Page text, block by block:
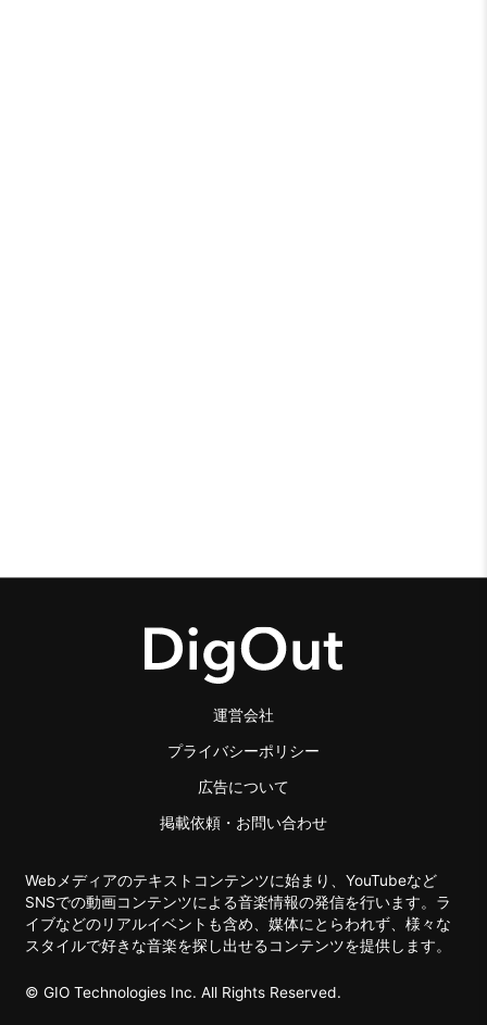
運営会社
プライバシーポリシー
広告について
掲載依頼・お問い合わせ
Webメディアのテキストコンテンツに始まり、YouTubeなど
SNSでの動画コンテンツによる音楽情報の発信を行います。ラ
イブなどのリアルイベントも含め、媒体にとらわれず、様々な
スタイルで好きな音楽を探し出せるコンテンツを提供します。
© GIO Technologies Inc. All Rights Reserved.